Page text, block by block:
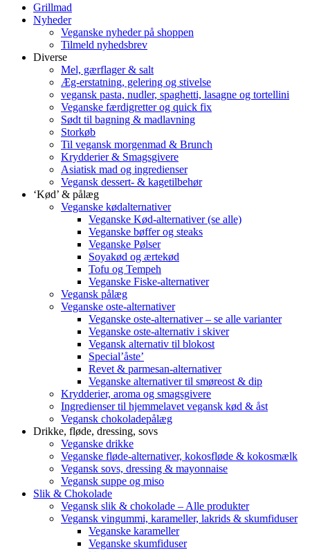
Grillmad
Nyheder
Veganske nyheder på shoppen
Tilmeld nyhedsbrev
Diverse
Mel, gærflager & salt
Æg-erstatning, gelering og stivelse
vegansk pasta, nudler, spaghetti, lasagne og tortellini
Veganske færdigretter og quick fix
Sødt til bagning & madlavning
Storkøb
Til vegansk morgenmad & Brunch
Krydderier & Smagsgivere
Asiatisk mad og ingredienser
Vegansk dessert- & kagetilbehør
‘Kød’ & pålæg
Veganske kødalternativer
Veganske Kød-alternativer (se alle)
Veganske bøffer og steaks
Veganske Pølser
Soyakød og ærtekød
Tofu og Tempeh
Veganske Fiske-alternativer
Vegansk pålæg
Veganske oste-alternativer
Veganske oste-alternativer – se alle varianter
Veganske oste-alternativ i skiver
Vegansk alternativ til blokost
Special’åste’
Revet & parmesan-alternativer
Veganske alternativer til smøreost & dip
Krydderier, aroma og smagsgivere
Ingredienser til hjemmelavet vegansk kød & åst
Vegansk chokoladepålæg
Drikke, fløde, dressing, sovs
Veganske drikke
Veganske fløde-alternativer, kokosfløde & kokosmælk
Vegansk sovs, dressing & mayonnaise
Vegansk suppe og miso
Slik & Chokolade
Vegansk slik & chokolade – Alle produkter
Vegansk vingummi, karameller, lakrids & skumfiduser
Veganske karameller
Veganske skumfiduser